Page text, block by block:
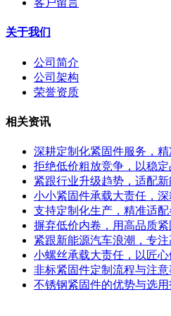
客户留言
关于我们
公司简介
公司架构
荣誉资质
相关资讯
深耕定制化紧固件服务，
拒绝低价粗放竞争，以稳
紧跟行业升级趋势，适配
小小紧固件承载大责任，
支持定制化生产，精准适
摒弃低价内卷，用高品质
紧跟新能源汽车浪潮，专
小螺丝承载大责任，以匠
非标紧固件定制流程与注意
不锈钢紧固件的优势与选